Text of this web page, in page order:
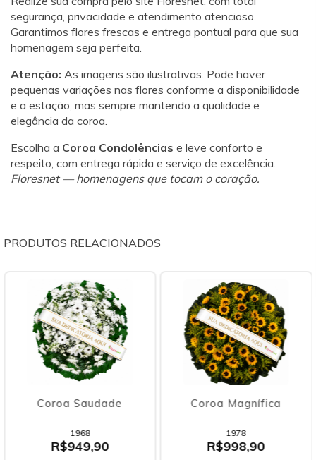
segurança, privacidade e atendimento atencioso.
Garantimos flores frescas e entrega pontual para que sua
homenagem seja perfeita.
Atenção: As imagens são ilustrativas. Pode haver
pequenas variações nas flores conforme a disponibilidade
e a estação, mas sempre mantendo a qualidade e
elegância da coroa.
Escolha a Coroa Condolências e leve conforto e
respeito, com entrega rápida e serviço de excelência.
Floresnet — homenagens que tocam o coração.
PRODUTOS RELACIONADOS
Coroa Saudade
1968
R$949,90
Coroa Magnífica
1978
R$998,90